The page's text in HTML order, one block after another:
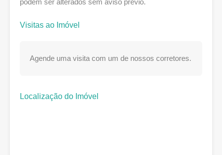
podem ser alterados sem aviso prévio.
Visitas ao Imóvel
Agende uma visita com um de nossos corretores.
Localização do Imóvel